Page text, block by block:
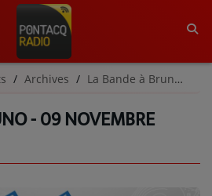
Archives La Bande à Bruno | Archives
- 09 NOVEMBRE